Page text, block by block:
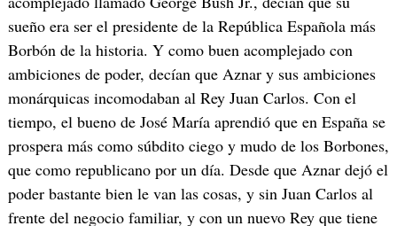
sueño era ser el presidente de la República Española más
Borbón de la historia. Y como buen acomplejado con
ambiciones de poder, decían que Aznar y sus ambiciones
monárquicas incomodaban al Rey Juan Carlos. Con el
tiempo, el bueno de José María aprendió que en España se
prospera más como súbdito ciego y mudo de los Borbones,
que como republicano por un día. Desde que Aznar dejó el
poder bastante bien le van las cosas, y sin Juan Carlos al
frente del negocio familiar, y con un nuevo Rey que tiene